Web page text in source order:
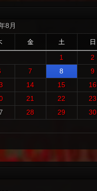
8月
金 土 日
1
2
7 8
9
14 15
16
21 22
23
28 29
30